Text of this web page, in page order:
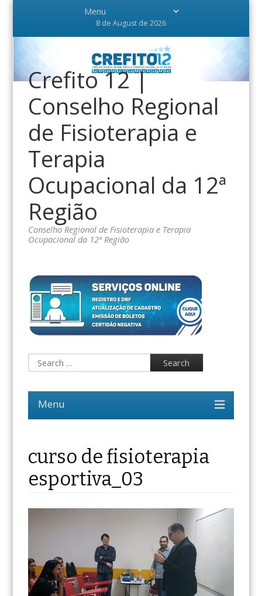
8 de August de 2026
Crefito 12 |
Conselho Regional
de Fisioterapia e
Terapia
Ocupacional da 12ª
Região
Conselho Regional de Fisioterapia e Terapia
Ocupacional da 12ª Região
curso de fisioterapia
esportiva_03